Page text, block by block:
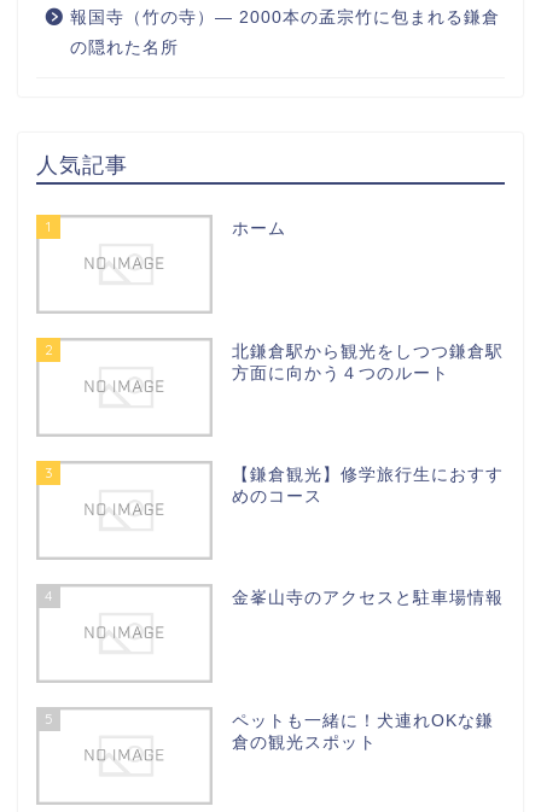
報国寺（竹の寺）― 2000本の孟宗竹に包まれる鎌倉
の隠れた名所
人気記事
1 ホーム
2
北鎌倉駅から観光をしつつ鎌倉駅
方面に向かう４つのルート
3
【鎌倉観光】修学旅行生におすす
めのコース
4 金峯山寺のアクセスと駐車場情報
5
ペットも一緒に！犬連れOKな鎌
倉の観光スポット